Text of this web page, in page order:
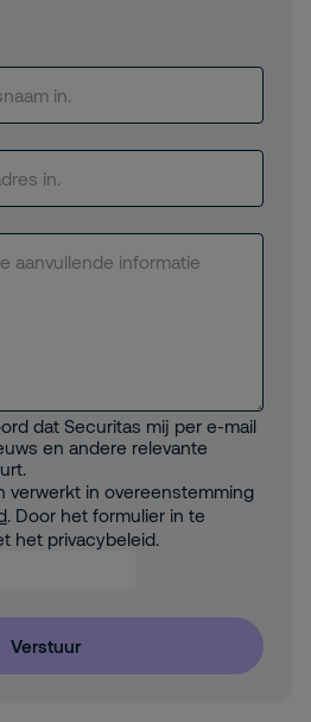
dat Securitas mij per e-mail
en andere relevante
verwerkt in overeenstemming
. Door het formulier in te
het privacybeleid.
Verstuur